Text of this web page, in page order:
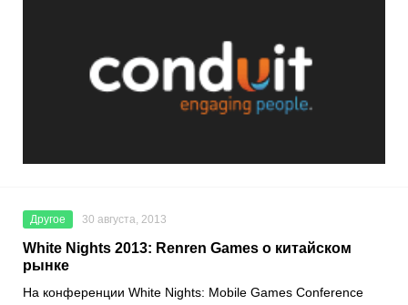
Другое 30 августа, 2013
White Nights 2013: Renren Games о китайском
рынке
На конференции White Nights: Mobile Games Conference